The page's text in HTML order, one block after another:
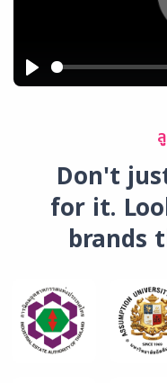
Play
Don't
for it.
brands